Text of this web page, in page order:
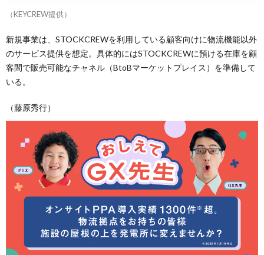
（KEYCREW提供）
新規事業は、STOCKCREWを利用している顧客向けに物流機能以外
のサービス提供を想定。具体的にはSTOCKCREWに預ける在庫を顧
客間で販売可能なチャネル（BtoBマーケットプレイス）を準備して
いる。
（藤原秀行）